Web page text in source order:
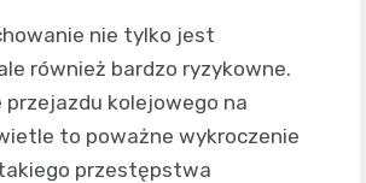
nie tylko jest
również bardzo ryzykowne.
przejazdu kolejowego na
to poważne wykroczenie
przestępstwa